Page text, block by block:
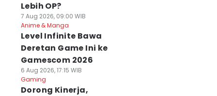
Lebih OP?
7 Aug 2026, 09:00 WIB
Anime & Manga
Level Infinite Bawa
Deretan Game Ini ke
Gamescom 2026
6 Aug 2026, 17:15 WIB
Gaming
Dorong Kinerja,